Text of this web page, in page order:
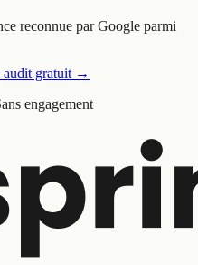
reconnue par Google parmi
audit gratuit →
engagement